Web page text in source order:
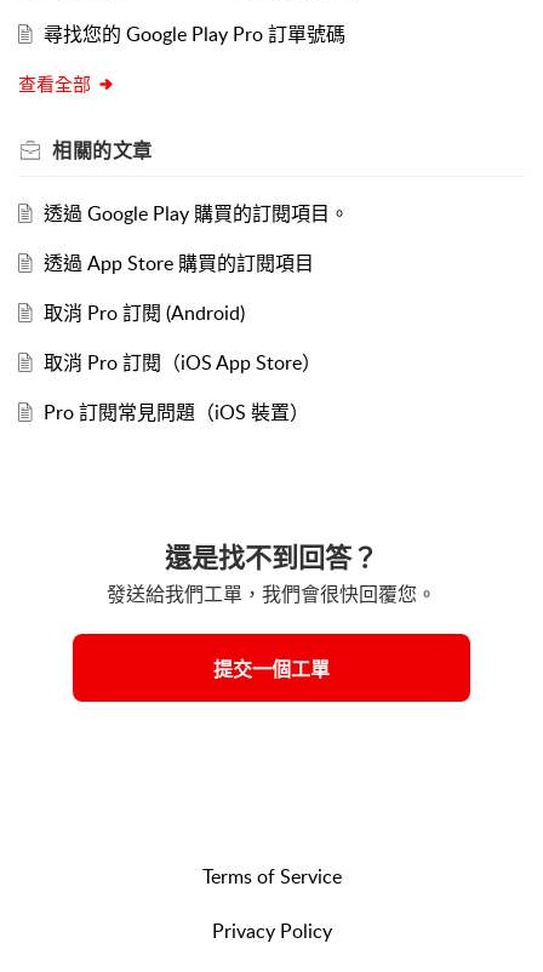
尋找您的 Google Play Pro 訂單號碼
查看全部
相關的文章
透過 Google Play 購買的訂閱項目。
透過 App Store 購買的訂閱項目
取消 Pro 訂閱 (Android)
取消 Pro 訂閱（iOS App Store）
Pro 訂閱常見問題（iOS 裝置）
還是找不到回答？
發送給我們工單，我們會很快回覆您。
提交一個工單
Terms of Service
Privacy Policy